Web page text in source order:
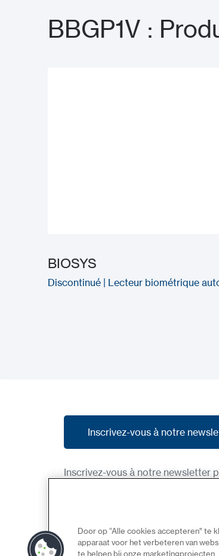
BBGP1V :
BIOSYS
Discontinué | Lecteur biométrique
Inscrivez-vous à notre
Inscrivez-vous à notre
Inscrivez-vous à notre newsletter
Door op “Alle cookies accepteren” te
apparaat voor het verbeteren van
te helpen bij onze marketingprojecten.